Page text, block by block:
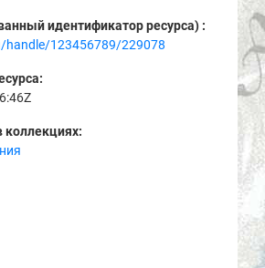
идентификатор ресурса) :
handle/123456789/229078
коллекциях: